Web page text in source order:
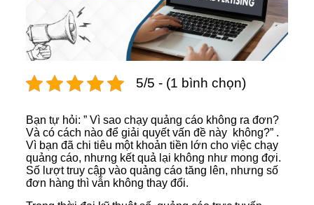
5/5 - (1 bình chọn)
Bạn tự hỏi: ” Vì sao chạy quảng cáo không ra đơn?
Và có cách nào để giải quyết vấn đề này không?” .
Vì bạn đã chi tiêu một khoản tiền lớn cho việc chạy
quảng cáo, nhưng kết quả lại không như mong đợi.
Số lượt truy cập vào quảng cáo tăng lên, nhưng số
đơn hàng thì vẫn không thay đổi.